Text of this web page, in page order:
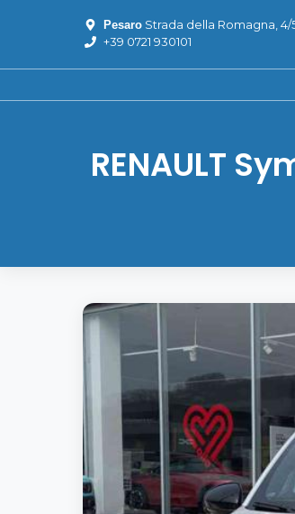
Pesaro Strada della Romagna, 4/
+39 0721 930101
RENAULT